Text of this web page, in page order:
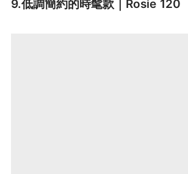
9.低調簡約的時髦款｜Rosie 120